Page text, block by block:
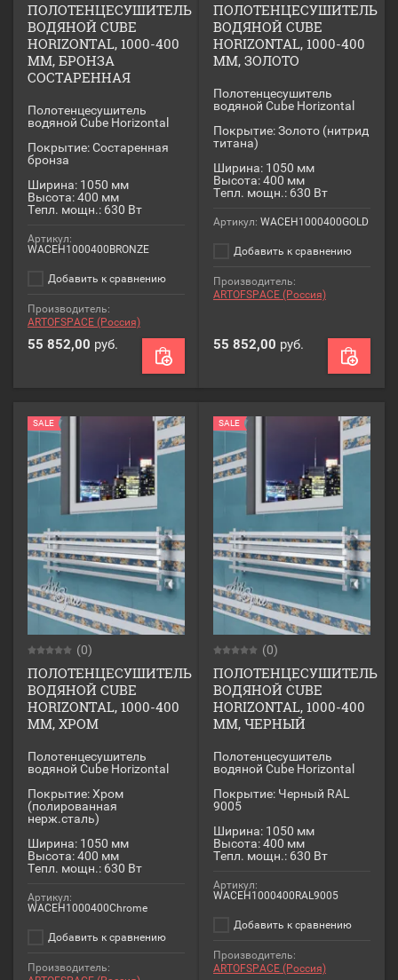
ПОЛОТЕНЦЕСУШИТЕЛЬ
ВОДЯНОЙ CUBE
HORIZONTAL, 1000-400
ММ, БРОНЗА
СОСТАРЕННАЯ
Полотенцесушитель
водяной Cube Horizontal
Покрытие: Состаренная
бронза
Ширина: 1050 мм
Высота: 400 мм
Тепл. мощн.: 630 Вт
Артикул:
WACEH1000400BRONZE
Добавить к сравнению
Производитель:
ARTOFSPACE (Россия)
55 852,00 руб.
ПОЛОТЕНЦЕСУШИТЕЛЬ
ВОДЯНОЙ CUBE
HORIZONTAL, 1000-400
ММ, ЗОЛОТО
Полотенцесушитель
водяной Cube Horizontal
Покрытие: Золото (нитрид
титана)
Ширина: 1050 мм
Высота: 400 мм
Тепл. мощн.: 630 Вт
Артикул: WACEH1000400GOLD
Добавить к сравнению
Производитель:
ARTOFSPACE (Россия)
55 852,00 руб.
SALE
(0)
ПОЛОТЕНЦЕСУШИТЕЛЬ
ВОДЯНОЙ CUBE
HORIZONTAL, 1000-400
ММ, ХРОМ
Полотенцесушитель
водяной Cube Horizontal
Покрытие: Хром
(полированная
нерж.сталь)
Ширина: 1050 мм
Высота: 400 мм
Тепл. мощн.: 630 Вт
Артикул:
WACEH1000400Chrome
Добавить к сравнению
Производитель:
SALE
(0)
ПОЛОТЕНЦЕСУШИТЕЛЬ
ВОДЯНОЙ CUBE
HORIZONTAL, 1000-400
ММ, ЧЕРНЫЙ
Полотенцесушитель
водяной Cube Horizontal
Покрытие: Черный RAL
9005
Ширина: 1050 мм
Высота: 400 мм
Тепл. мощн.: 630 Вт
Артикул:
WACEH1000400RAL9005
Добавить к сравнению
Производитель:
ARTOFSPACE (Россия)